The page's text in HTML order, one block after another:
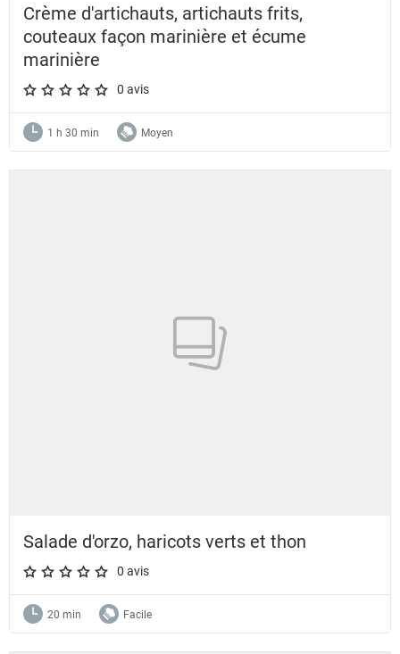
Crème d'artichauts, artichauts frits,
couteaux façon marinière et écume
marinière
A star rating of 0 out of 5.
0 avis
1 h 30 min Moyen
Salade d'orzo, haricots verts et thon
A star rating of 0 out of 5.
0 avis
20 min Facile